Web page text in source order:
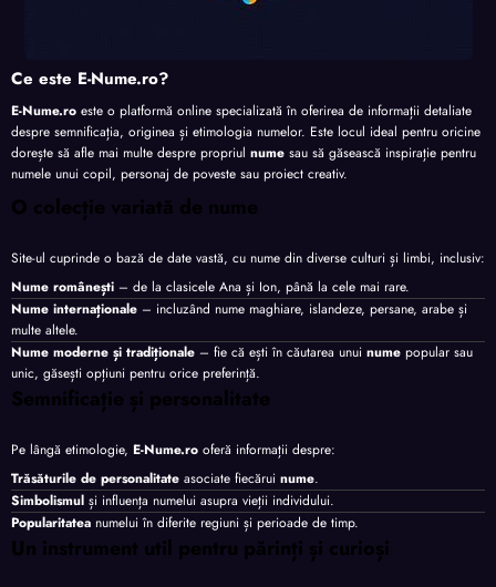
Ce este E-Nume.ro?
E-Nume.ro este o platformă online specializată în oferirea de informații detaliate
despre semnificația, originea și etimologia numelor. Este locul ideal pentru oricine
dorește să afle mai multe despre propriul nume sau să găsească inspirație pentru
numele unui copil, personaj de poveste sau proiect creativ.
O colecție variată de nume
Site-ul cuprinde o bază de date vastă, cu nume din diverse culturi și limbi, inclusiv:
Nume românești – de la clasicele Ana și Ion, până la cele mai rare.
Nume internaționale – incluzând nume maghiare, islandeze, persane, arabe și
multe altele.
Nume moderne și tradiționale – fie că ești în căutarea unui nume popular sau
unic, găsești opțiuni pentru orice preferință.
Semnificație și personalitate
Pe lângă etimologie, E-Nume.ro oferă informații despre:
Trăsăturile de personalitate asociate fiecărui nume.
Simbolismul și influența numelui asupra vieții individului.
Popularitatea numelui în diferite regiuni și perioade de timp.
Un instrument util pentru părinți și curioși